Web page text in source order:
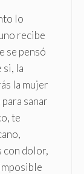
lo
recibe
se pensó
si, la
la mujer
sanar
te
con dolor,